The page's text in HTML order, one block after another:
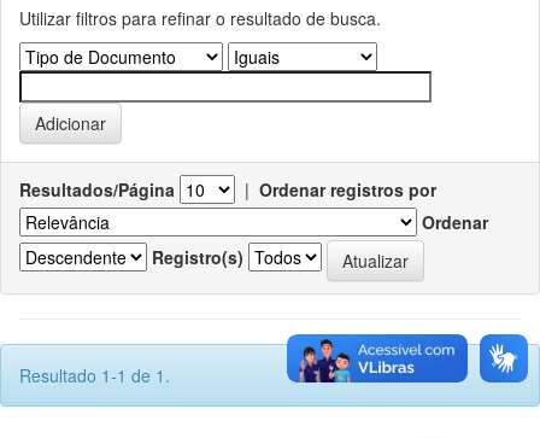
Utilizar filtros para refinar o resultado de busca.
Resultados/Página | Ordenar registros por
Ordenar
Registro(s)
Resultado 1-1 de 1.